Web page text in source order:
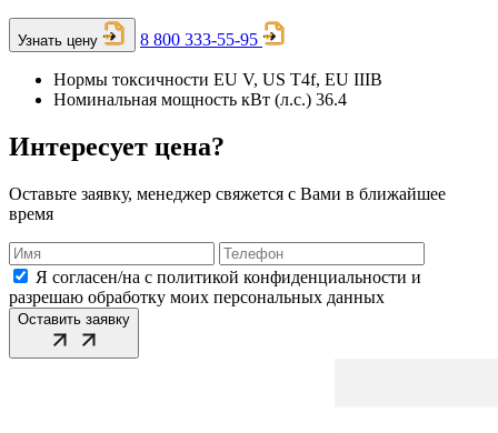
Узнать цену 8 800 333-55-95
Нормы токсичности EU V, US T4f, EU IIIB
Номинальная мощность кВт (л.с.) 36.4
Интересует цена?
Оставьте заявку, менеджер свяжется с Вами в ближайшее
время
Я согласен/на с политикой конфиденциальности и
разрешаю обработку моих персональных данных
Оставить заявку